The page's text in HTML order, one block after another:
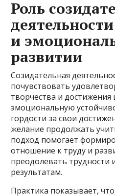
Роль
и
развитии
Созидательная
почувствовать
творчества и достижения
эмоциональную
гордости за свои
желание продолжать
подход помогает
отношение к труду и
преодолевать трудности
результатам.
Практика показывает,